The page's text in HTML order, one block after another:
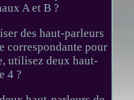
A et B ?
des haut-parleurs
correspondante pour
utilisez deux haut-
4 ?